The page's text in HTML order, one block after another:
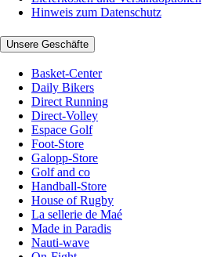
Hinweis zum Datenschutz
Unsere Geschäfte
Basket-Center
Daily Bikers
Direct Running
Direct-Volley
Espace Golf
Foot-Store
Galopp-Store
Golf and co
Handball-Store
House of Rugby
La sellerie de Maé
Made in Paradis
Nauti-wave